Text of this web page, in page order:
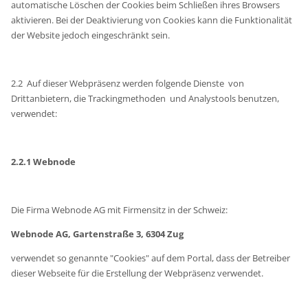
automatische Löschen der Cookies beim Schließen ihres Browsers
aktivieren. Bei der Deaktivierung von Cookies kann die Funktionalität
der Website jedoch eingeschränkt sein.
2.2 Auf dieser Webpräsenz werden folgende Dienste von
Drittanbietern, die Trackingmethoden und Analystools benutzen,
verwendet:
2.2.1 Webnode
Die Firma Webnode AG mit Firmensitz in der Schweiz:
Webnode AG, Gartenstraße 3, 6304 Zug
verwendet so genannte "Cookies" auf dem Portal, dass der Betreiber
dieser Webseite für die Erstellung der Webpräsenz verwendet.